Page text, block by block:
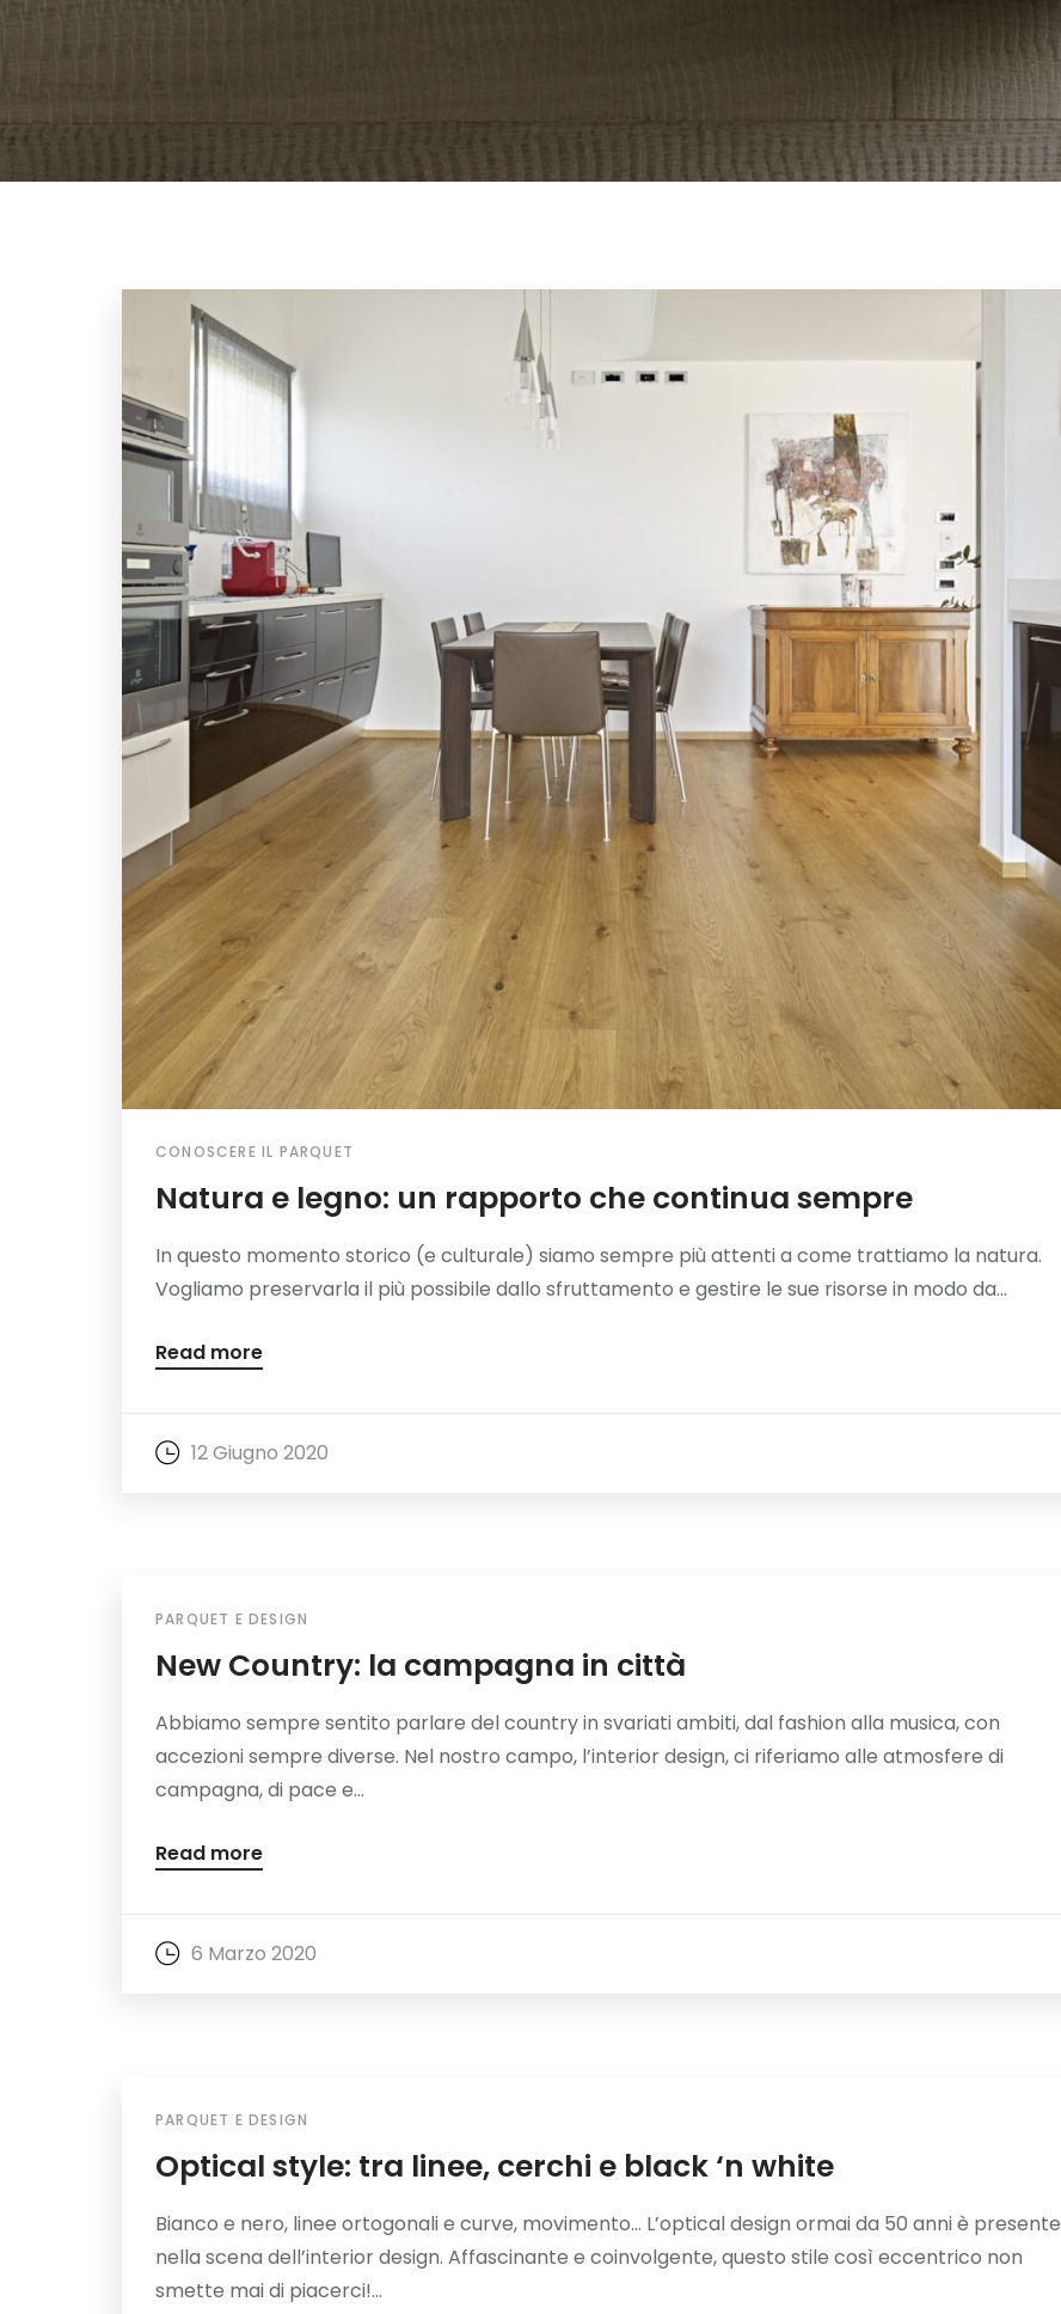
CONOSCERE IL PARQUET
Natura e legno: un rapporto che continua sempre
In questo momento storico (e culturale) siamo sempre più attenti a come trattiamo la natura.
Vogliamo preservarla il più possibile dallo sfruttamento e gestire le sue risorse in modo da...
Read more
12 Giugno 2020
PARQUET E DESIGN
New Country: la campagna in città
Abbiamo sempre sentito parlare del country in svariati ambiti, dal fashion alla musica, con
accezioni sempre diverse. Nel nostro campo, l’interior design, ci riferiamo alle atmosfere di
campagna, di pace e...
Read more
6 Marzo 2020
PARQUET E DESIGN
Optical style: tra linee, cerchi e black ‘n white
Bianco e nero, linee ortogonali e curve, movimento… L’optical design ormai da 50 anni è presente
nella scena dell’interior design. Affascinante e coinvolgente, questo stile così eccentrico non
smette mai di piacerci!...